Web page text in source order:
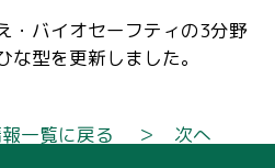
・バイオセーフティの3分野
型を更新しました。
一覧に戻る ＞ 次へ